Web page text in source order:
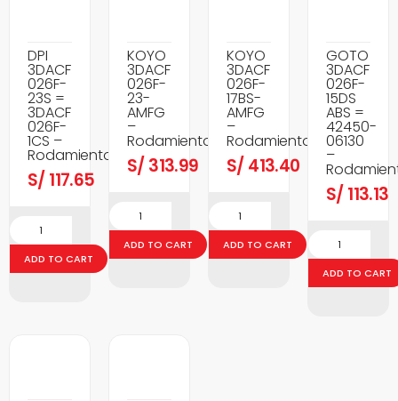
DPI
3DACF
026F-
23S =
3DACF
026F-
1CS –
Rodamientos
S/ 117.65
ADD TO CART
KOYO
3DACF
026F-
23-
AMFG
–
Rodamientos
S/ 313.99
ADD TO CART
KOYO
3DACF
026F-
17BS-
AMFG
–
Rodamientos
S/ 413.40
ADD TO CART
GOTO
3DACF
026F-
15DS
ABS =
42450-
06130
–
S/ 113.13
ADD TO CART